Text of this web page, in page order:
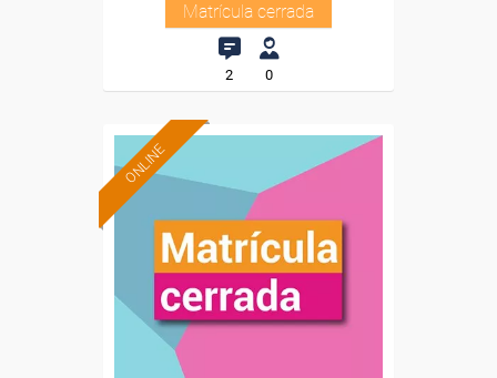
Matrícula cerrada
2 0
ONLINE